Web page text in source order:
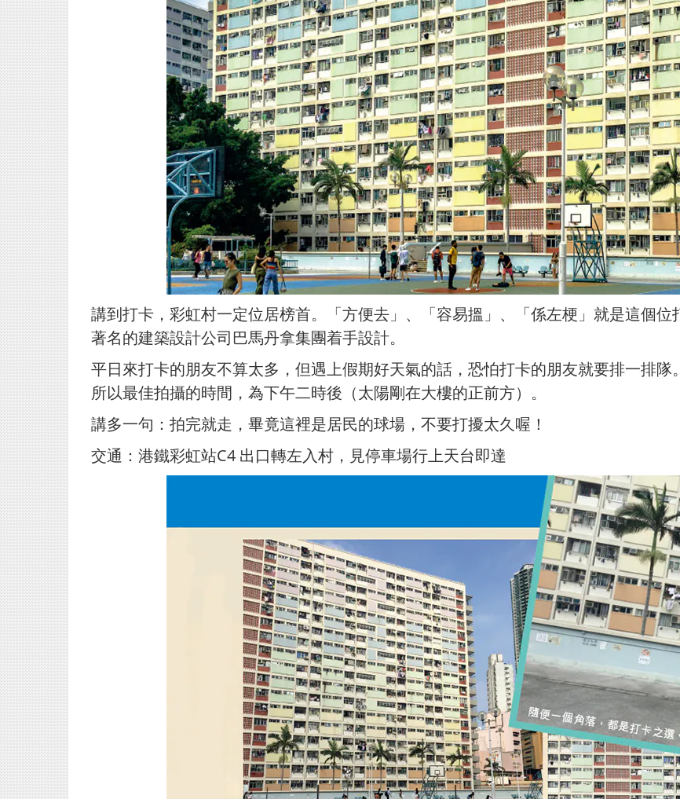
講到打卡，彩虹村一定位居榜首。「方便去」、「容易搵」、「係左梗」就是這個
著名的建築設計公司巴馬丹拿集團着手設計。
平日來打卡的朋友不算太多，但遇上假期好天氣的話，恐怕打卡的朋友就要排一排隊
所以最佳拍攝的時間，為下午二時後（太陽剛在大樓的正前方）。
講多一句：拍完就走，畢竟這裡是居民的球場，不要打擾太久喔！
交通：港鐵彩虹站C4 出口轉左入村，見停車場行上天台即達